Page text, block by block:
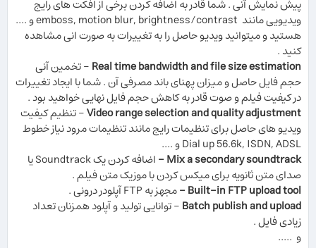
پیش نمایش آنی . شما قادر به اضافه کردن برخی از افکت های رایج
ویدیویی مانند emboss, motion blur, brightness/contrast و ....
هستید و میتوانید ویدیو حاصل را به تغییرات به صورت انی مشاهده
کنید .
Real time bandwidth and file size estimation- تخمین آنی
حجم فایل حاصل و میزان پهنای باند مصرفی آن . شمابا ایجاد تغییرات
در کیفیت فیلم و صوت قادر به کاهش حجم فایل نهایی خواهید بود .
Video range selection and quality adjustment- تنظیم کیفیت
ویدیو های حاصل برای تنظیمات رایج مانند تنظیمات مرود نیاز خطوط
Dial up 56.6k, ISDN, ADSL
و ....
Mix a secondary soundtrack -
اضافه کردن یکSoundtrackیا
صدای متن ثانویه برای میکس کردن با موزیک متن فیلم .
Built-in FTP upload tool - مجهز بهFTPآپلودر درونی .
Batch publish and upload- توانایی تولید و آپلود همزنان تعداد
زیادی فایل .
و .....